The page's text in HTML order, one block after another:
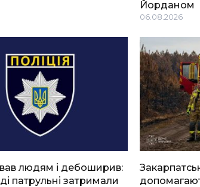
Йорданом
06.08.2026
людям і дебоширив:
патрульні затримали